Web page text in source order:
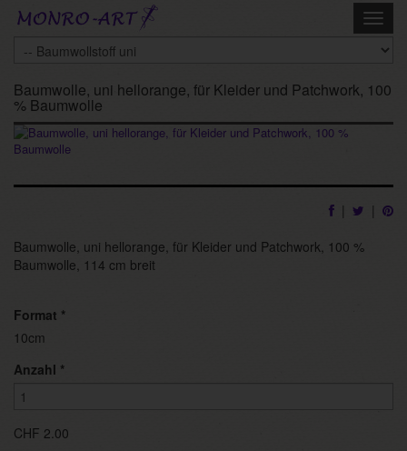
Skip
Baumwolle, uni hellorange, für Kleider und Patchwork, 100
% Baumwolle
|
|
Baumwolle, uni hellorange, für Kleider und Patchwork, 100 %
Baumwolle, 114 cm breit
Format *
10cm
Anzahl *
CHF 2.00